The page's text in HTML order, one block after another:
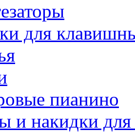
для
пианино
и накидки